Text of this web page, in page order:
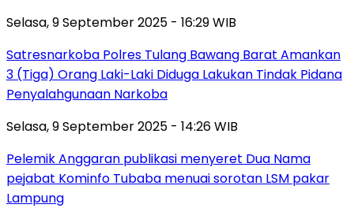
Selasa, 9 September 2025 - 16:29 WIB
Satresnarkoba Polres Tulang Bawang Barat Amankan
3 (Tiga) Orang Laki-Laki Diduga Lakukan Tindak Pidana
Penyalahgunaan Narkoba
Selasa, 9 September 2025 - 14:26 WIB
Pelemik Anggaran publikasi menyeret Dua Nama
pejabat Kominfo Tubaba menuai sorotan LSM pakar
Lampung